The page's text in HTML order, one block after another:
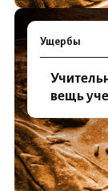
Ущербы
вещь